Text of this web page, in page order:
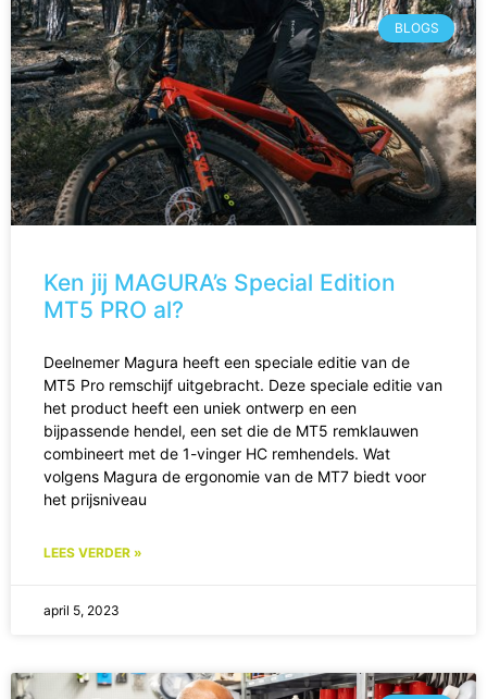
BLOGS
Ken jij MAGURA’s Special Edition
MT5 PRO al?
Deelnemer Magura heeft een speciale editie van de
MT5 Pro remschijf uitgebracht. Deze speciale editie van
het product heeft een uniek ontwerp en een
bijpassende hendel, een set die de MT5 remklauwen
combineert met de 1-vinger HC remhendels. Wat
volgens Magura de ergonomie van de MT7 biedt voor
het prijsniveau
LEES VERDER »
april 5, 2023